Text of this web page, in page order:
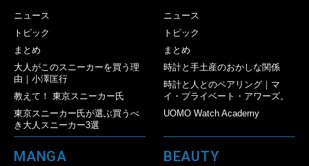
ニュース
トピック
まとめ
大人がこのスニーカーを買う理
由｜小澤匡行
教えて！ 東京スニーカー氏
東京スニーカー氏が選ぶ買うべ
き大人スニーカー3選
ニュース
トピック
まとめ
時計と手土産のおかしな関係
時計と人とのペアリング｜マ
イ・プライベート・アワーズ。
UOMO Watch Academy
MANGA BEAUTY